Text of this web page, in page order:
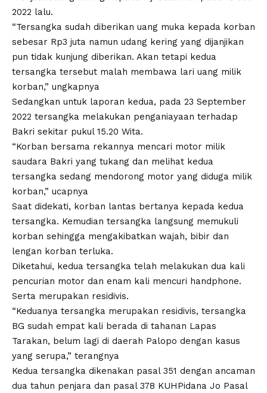
2022 lalu.
“Tersangka sudah diberikan uang muka kepada korban
sebesar Rp3 juta namun udang kering yang dijanjikan
pun tidak kunjung diberikan. Akan tetapi kedua
tersangka tersebut malah membawa lari uang milik
korban,” ungkapnya
Sedangkan untuk laporan kedua, pada 23 September
2022 tersangka melakukan penganiayaan terhadap
Bakri sekitar pukul 15.20 Wita.
“Korban bersama rekannya mencari motor milik
saudara Bakri yang tukang dan melihat kedua
tersangka sedang mendorong motor yang diduga milik
korban,” ucapnya
Saat didekati, korban lantas bertanya kepada kedua
tersangka. Kemudian tersangka langsung memukuli
korban sehingga mengakibatkan wajah, bibir dan
lengan korban terluka.
Diketahui, kedua tersangka telah melakukan dua kali
pencurian motor dan enam kali mencuri handphone.
Serta merupakan residivis.
“Keduanya tersangka merupakan residivis, tersangka
BG sudah empat kali berada di tahanan Lapas
Tarakan, belum lagi di daerah Palopo dengan kasus
yang serupa,” terangnya
Kedua tersangka dikenakan pasal 351 dengan ancaman
dua tahun penjara dan pasal 378 KUHPidana Jo Pasal